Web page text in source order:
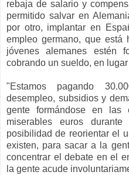
rebaja de salario y
permitido salvar en
por otro, implantar en
empleo germano, que está
jóvenes alemanes estén
cobrando un sueldo, en
"Estamos pagando
desempleo, subsidios y
gente formándose en las
miserables euros
posibilidad de reorientar el
existen, para sacar a la
concentrar el debate en el
la gente acude